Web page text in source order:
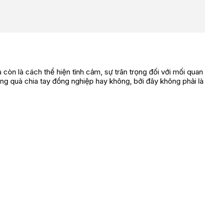
là cách thể hiện tình cảm, sự trân trọng đối với mối quan
quà chia tay đồng nghiệp hay không, bởi đây không phải